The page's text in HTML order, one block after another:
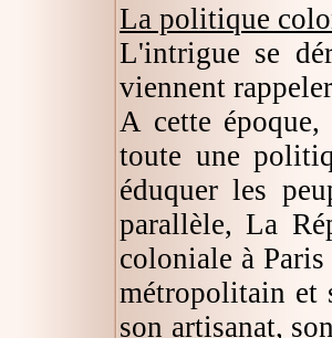
La politique
L'intrigue se
viennent
A cette
toute une
éduquer les
parallèle, La
coloniale à
métropolitain et
son artisanat,